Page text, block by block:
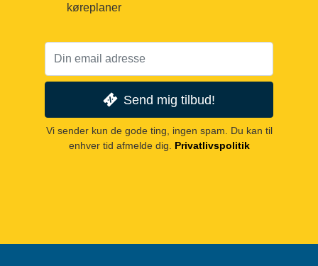
køreplaner
Send mig tilbud!
Vi sender kun de gode ting, ingen spam. Du kan til
enhver tid afmelde dig.
Privatlivspolitik